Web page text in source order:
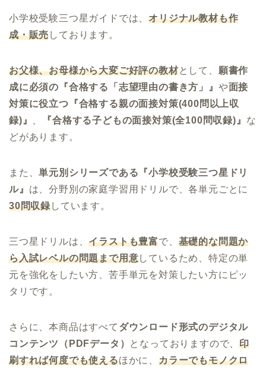
小学校受験三つ星ガイドでは、オリジナル教材も作
成・販売しております。
お父様、お母様から大変ご好評の教材として、 願書作
成に必須の『合格する「志望理由の書き方」』 や面接
対策に役立つ『合格する親の面接対策(400問以上収
録)』
『合格する子どもの面接対策(全100問収録)』 な
どがあります。
また、単元別シリーズである『小学校受験三つ星ドリ
ル』 は、分野別の家庭学習用ドリルで、各単元ごとに
30問収録しています。
三つ星ドリルは、イラストも豊富で、 基礎的な問題か
ら入試レベルの問題まで用意しているため、特定の単
元を強化をしたい方、苦手単元を対策したい方にピッ
タリです。
さらに、本商品はすべて ダウンロード形式のデジタル
コンテンツ（PDFデータ） となっておりますので、印
刷すれば何度でも使えるほかに、カラーでもモノクロ